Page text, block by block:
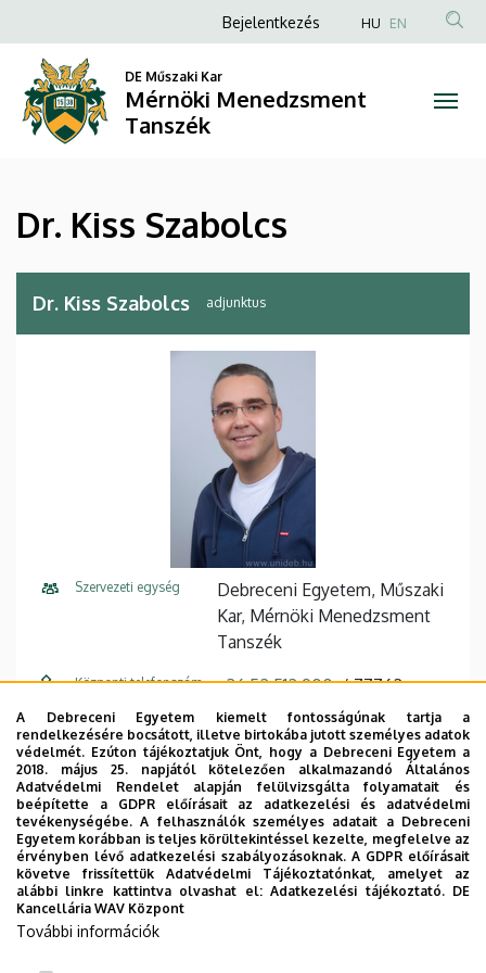
Kiss
Szabolcs
Menedzsment
Tanszék
a
tartalomra
Anonim
fiók
menüje
Bejelentkezés HU EN
DE Műszaki Kar
Mérnöki Menedzsment
Tanszék
Dr. Kiss Szabolcs
Dr. Kiss Szabolcs adjunktus
Szervezeti egység
Debreceni Egyetem, Műszaki
Kar, Mérnöki Menedzsment
Tanszék
Központi telefonszám +36 52 512 900 77762
E-mail cím kiss.szabolcs@eng.unideb.hu
Cím
4028 Debrecen Ótemető utca
2-4
Épület Műszaki Kar "A" épület
Emelet, ajtó 202 (g)
Weboldal
A Debreceni Egyetem kiemelt fontosságúnak tartja a
rendelkezésére bocsátott, illetve birtokába jutott személyes adatok
védelmét. Ezúton tájékoztatjuk Önt, hogy a Debreceni Egyetem a
2018. május 25. napjától kötelezően alkalmazandó Általános
Adatvédelmi Rendelet alapján felülvizsgálta folyamatait és
beépítette a GDPR előírásait az adatkezelési és adatvédelmi
tevékenységébe. A felhasználók személyes adatait a Debreceni
Egyetem korábban is teljes körültekintéssel kezelte, megfelelve az
érvényben lévő adatkezelési szabályozásoknak. A GDPR előírásait
követve frissítettük Adatvédelmi Tájékoztatónkat, amelyet az
alábbi linkre kattintva olvashat el:Adatkezelési tájékoztató. DE
Kancellária WAV Központ
További információk